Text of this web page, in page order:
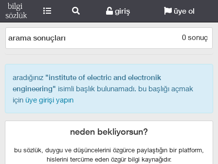
giriş üye ol
0 sonuç
arama sonuçları
aradığınız "institute of electric and electronik
engineering" isimli başlık bulunamadı. bu başlığı açmak
için üye girişi yapın
neden bekliyorsun?
bu sözlük, duygu ve düşüncelerini özgürce paylaştığın bir platform,
hislerini tercüme eden özgür bilgi kaynağıdır.